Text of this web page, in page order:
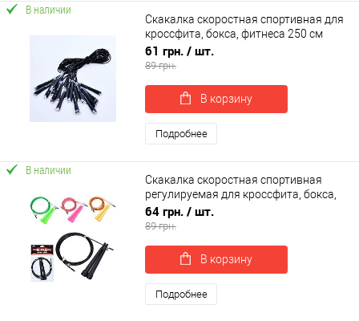
В наличии
Скакалка скоростная спортивная для
кроссфита, бокса, фитнеса 250 см
OSPORT (MS 4133)
61 грн. / шт.
89 грн.
В корзину
Подробнее
В наличии
Скакалка скоростная спортивная
регулируемая для кроссфита, бокса,
фитнеса 290 см OSPORT (MS 3765)
64 грн. / шт.
89 грн.
В корзину
Подробнее